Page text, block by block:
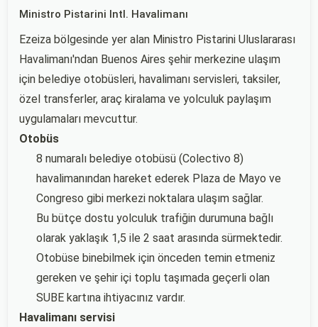
Ministro Pistarini Intl. Havalimanı
Ezeiza bölgesinde yer alan Ministro Pistarini Uluslararası
Havalimanı'ndan Buenos Aires şehir merkezine ulaşım
için belediye otobüsleri, havalimanı servisleri, taksiler,
özel transferler, araç kiralama ve yolculuk paylaşım
uygulamaları mevcuttur.
Otobüs
8 numaralı belediye otobüsü (Colectivo 8)
havalimanından hareket ederek Plaza de Mayo ve
Congreso gibi merkezi noktalara ulaşım sağlar.
Bu bütçe dostu yolculuk trafiğin durumuna bağlı
olarak yaklaşık 1,5 ile 2 saat arasında sürmektedir.
Otobüse binebilmek için önceden temin etmeniz
gereken ve şehir içi toplu taşımada geçerli olan
SUBE kartına ihtiyacınız vardır.
Havalimanı servisi